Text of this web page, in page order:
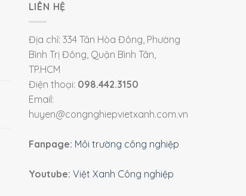
LIÊN HỆ
Địa chỉ: 334 Tân Hòa Đông, Phường
Bình Trị Đông, Quận Bình Tân,
TP.HCM
Điện thoại: 098.442.3150
Email:
huyen@congnghiepvietxanh.com.vn
Fanpage: Môi trường công nghiệp
Youtube: Việt Xanh Công nghiệp